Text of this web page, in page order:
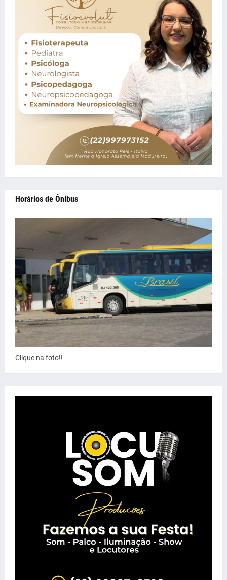
Horários de Ônibus
Clique na foto!!